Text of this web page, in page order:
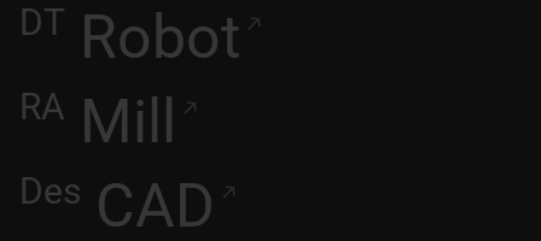
DT Robot
RA Mill
Des CAD